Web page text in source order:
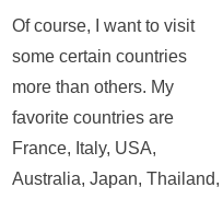
Of course, I want to visit
some certain countries
more than others. My
favorite countries are
France, Italy, USA,
Australia, Japan, Thailand,